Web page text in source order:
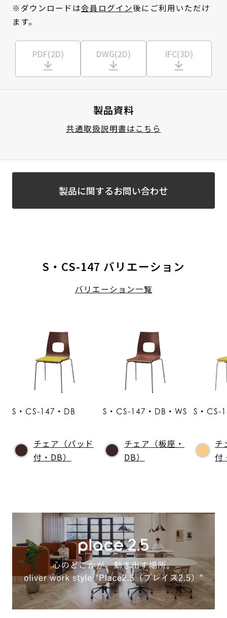
※ダウンロードは会員ログイン後にご利用いただけ
ます。
PDF(2D) DWG(2D) IFC(3D)
製品資料
共通取扱説明書はこちら
製品に関するお問い合わせ
S・CS-147 バリエーション
バリエーション一覧
S・CS-147・DB
チェア（パッド
付・DB）
S・CS-147・DB・WS
チェア（板座・
DB）
S・CS-
チ
付